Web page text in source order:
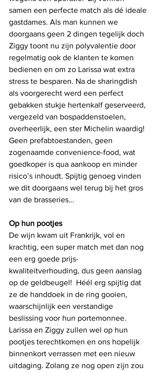
samen een perfecte match als dé ideale
gastdames. Als man kunnen we
doorgaans geen 2 dingen tegelijk doch
Ziggy toont nu zijn polyvalentie door
regelmatig ook de klanten te komen
bedienen en om zo Larissa wat extra
stress te besparen. Na de sharingdish
als voorgerecht werd een perfect
gebakken stukje hertenkalf geserveerd,
vergezeld van bospaddenstoelen,
overheerlijk, een ster Michelin waardig!
Geen prefabtoestanden, geen
zogenaamde convenience-food, wat
goedkoper is qua aankoop en minder
risico’s inhoudt. Spijtig genoeg vinden
we dit doorgaans wel terug bij het gros
van de brasseries…
Op hun pootjes
De wijn kwam uit Frankrijk, vol en
krachtig, een super match met dan nog
een erg goede prijs-
kwaliteitverhouding, dus geen aanslag
op de geldbeugel!  Héél erg spijtig dat
ze de handdoek in de ring gooien,
waarschijnlijk een verstandige
beslissing voor hun portemonnee.
Larissa en Ziggy zullen wel op hun
pootjes terechtkomen en ons hopelijk
binnenkort verrassen met een nieuw
uitdaging. Zolang ze nog open zijn zou